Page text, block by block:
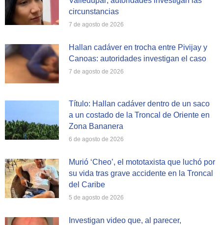
circunstancias
7 de agosto de 2026
Hallan cadáver en trocha entre Pivijay y
Canoas: autoridades investigan el caso
7 de agosto de 2026
Título: Hallan cadáver dentro de un saco
a un costado de la Troncal de Oriente en
Zona Bananera
6 de agosto de 2026
Murió ‘Cheo’, el mototaxista que luchó por
su vida tras grave accidente en la Troncal
del Caribe
5 de agosto de 2026
Investigan video que, al parecer,